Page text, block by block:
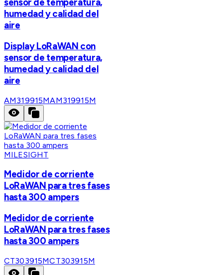
sensor de temperatura,
humedad y calidad del
aire
Display LoRaWAN con
sensor de temperatura,
humedad y calidad del
aire
AM319915MAM319915M
MILESIGHT
Medidor de corriente
LoRaWAN para tres fases
hasta 300 ampers
Medidor de corriente
LoRaWAN para tres fases
hasta 300 ampers
CT303915MCT303915M